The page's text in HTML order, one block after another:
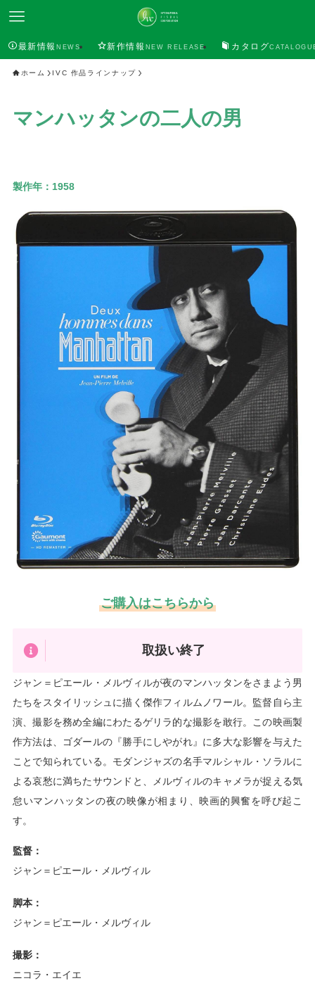
最新情報NEWS 新作情報 NEW RELEASE カタログ
ホーム IVC 作品ラインナップ
マンハッタンの二人の男
製作年： 1958
ご購入はこちらから
取扱い終了
ジャン＝ピエール・メルヴィルが夜のマンハッタンをさまよう男
たちをスタイリッシュに描く傑作フィルムノワール。監督自ら主
演、撮影を務め全編にわたるゲリラ的な撮影を敢行。この映画製
作方法は、ゴダールの『勝手にしやがれ』に多大な影響を与えた
ことで知られている。モダンジャズの名手マルシャル・ソラルに
よる哀愁に満ちたサウンドと、メルヴィルのキャメラが捉える気
怠いマンハッタンの夜の映像が相まり、映画的興奮を呼び起こ
す。
監督：
ジャン＝ピエール・メルヴィル
脚本：
ジャン＝ピエール・メルヴィル
撮影：
ニコラ・エイエ